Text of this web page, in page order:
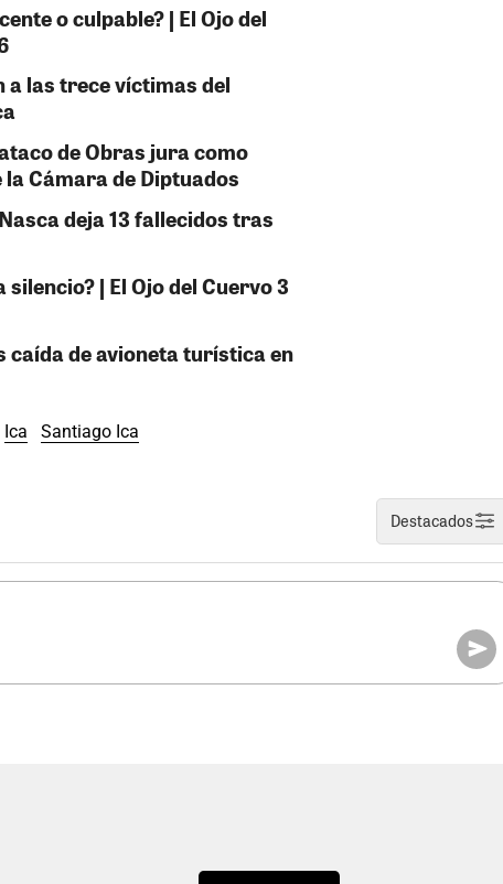
o culpable? | El Ojo del
las trece víctimas del
de Obras jura como
Cámara de Diptuados
deja 13 fallecidos tras
| El Ojo del Cuervo 3
caída de avioneta turística en
Ica Santiago Ica
Destacados